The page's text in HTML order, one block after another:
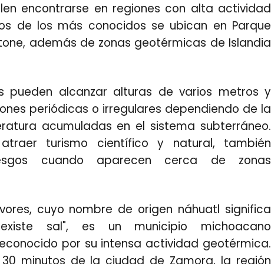
encontrarse en regiones con alta actividad
de los más conocidos se ubican en Parque
además de zonas geotérmicas de Islandia
pueden alcanzar alturas de varios metros y
periódicas o irregulares dependiendo de la
acumuladas en el sistema subterráneo.
atraer turismo científico y natural, también
cuando aparecen cerca de zonas
cuyo nombre de origen náhuatl significa
sal", es un municipio michoacano
por su intensa actividad geotérmica.